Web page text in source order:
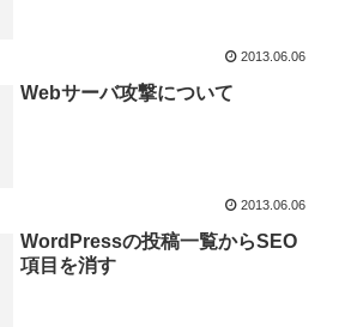
2013.06.06
Webサーバ攻撃について
2013.06.06
WordPressの投稿一覧からSEO
項目を消す